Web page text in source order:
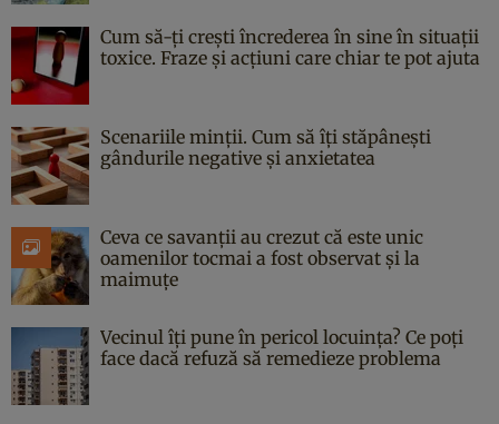
Cum să-ți crești încrederea în sine în situații
toxice. Fraze și acțiuni care chiar te pot ajuta
Scenariile minții. Cum să îți stăpânești
gândurile negative și anxietatea
Ceva ce savanții au crezut că este unic
oamenilor tocmai a fost observat și la
maimuțe
Vecinul îți pune în pericol locuința? Ce poți
face dacă refuză să remedieze problema